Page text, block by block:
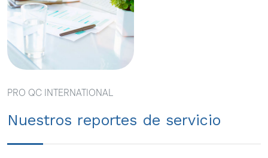
PRO QC INTERNATIONAL
Nuestros reportes de servicio